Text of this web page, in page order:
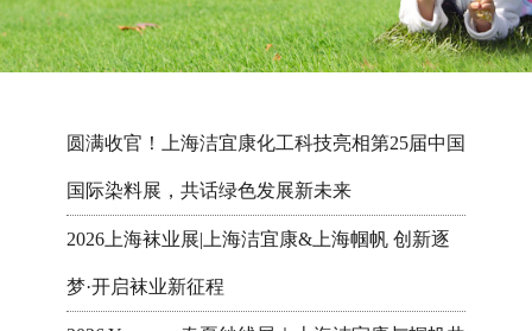
圆满收官！上海洁宜康化工科技亮相第25届中国
国际染料展，共话绿色发展新未来
2026上海袜业展|上海洁宜康&上海帼帆 创新逐
梦·开启袜业新征程